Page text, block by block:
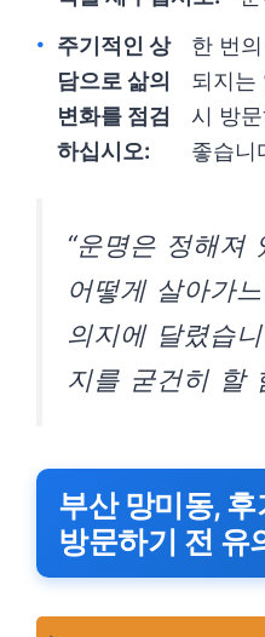
주기적인 상
담으로 삶의
변화를 점검
하십시오:
한 번
되지는
시 방
좋습니
“운명은 정해져
어떻게 살아가
의지에 달렸습
지를 굳건히 할
부산 망미동,
방문하기 전 유